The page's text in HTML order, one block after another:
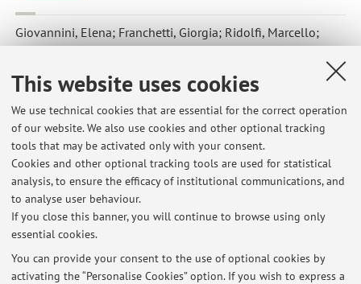
This website uses cookies
We use technical cookies that are essential for the correct operation
of our website. We also use cookies and other optional tracking
tools that may be activated only with your consent.
Cookies and other optional tracking tools are used for statistical
analysis, to ensure the efficacy of institutional communications, and
to analyse user behaviour.
If you close this banner, you will continue to browse using only
essential cookies.
You can provide your consent to the use of optional cookies by
activating the “Personalise Cookies” option. If you wish to express a
Giovannini, Elena; Franchetti, Giorgia; Ridolfi, Marcello;
An unusual
case of corpse concealment driven by emotional distress
«LEGAL MEDICINE», 2024, 67, Article number: 102379 , pp.
102379 - 102388 [Scientific article]
Open Access
1 2 3